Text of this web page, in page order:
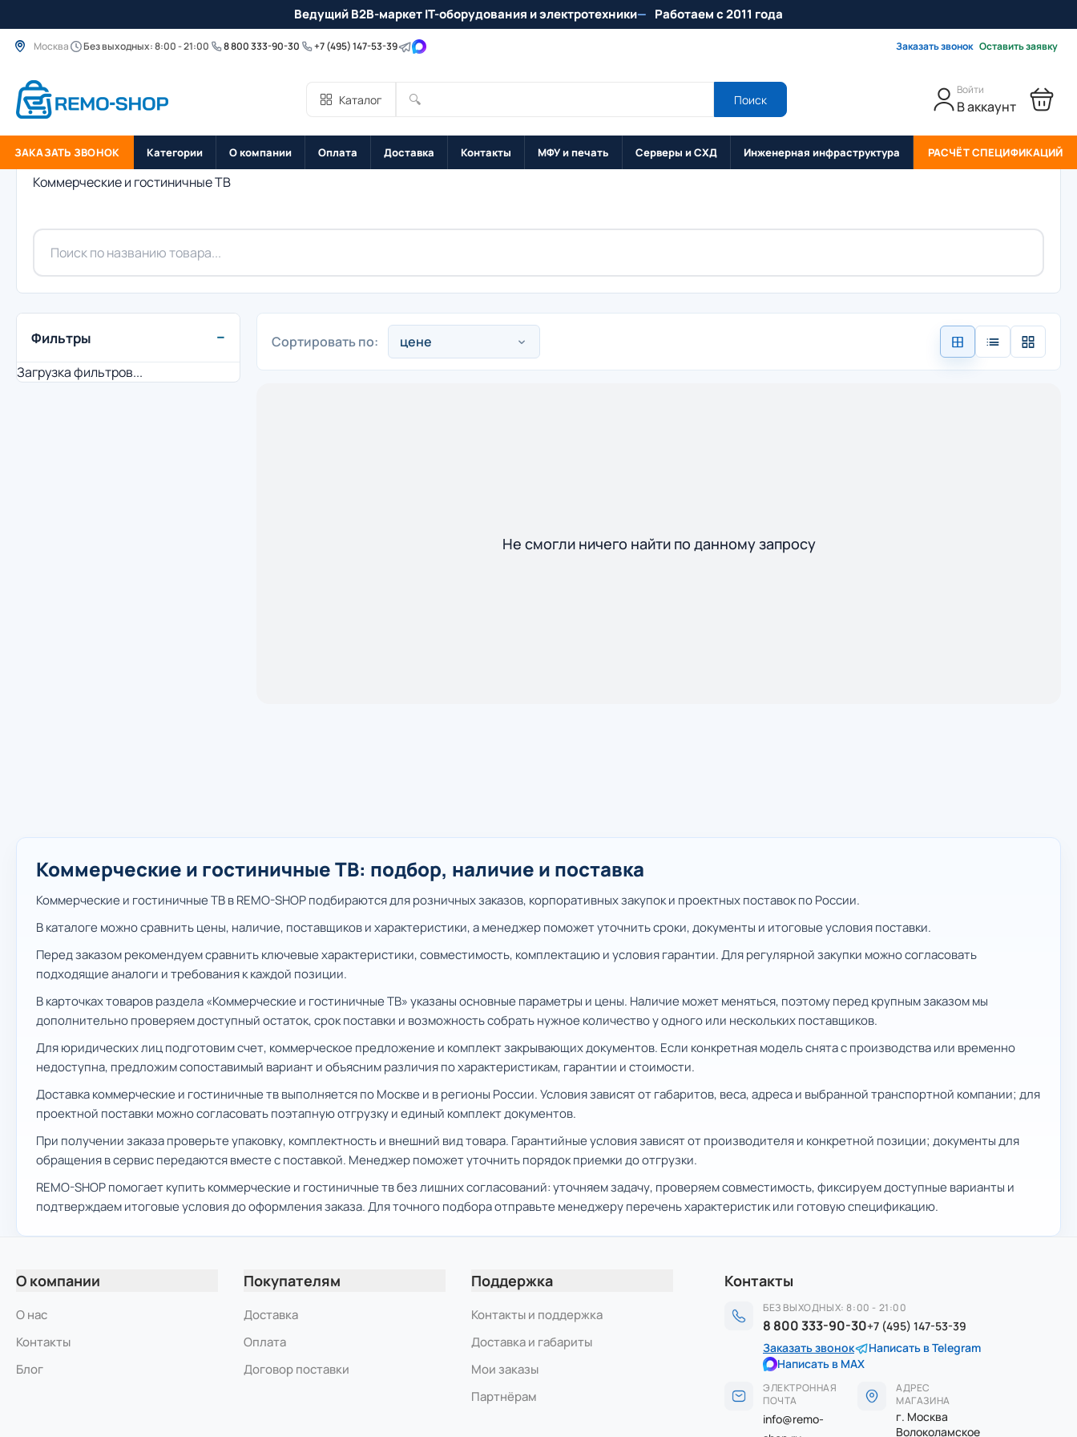
Ведущий B2B-маркет IT-оборудования и электротехники Работаем с 2011 года
Москва Без выходных: 8:00 - 21:00 8 800 333-90-30 +7 (495) 147-53-39 Заказать звонок Оставить заявку
Каталог 🔍 Поиск
Войти
В аккаунт
ЗАКАЗАТЬ ЗВОНОК Категории О компании Оплата Доставка Контакты МФУ и печать Серверы и СХД Инженерная инфраструктура РАСЧЁТ СПЕЦИФИКАЦИЙ
Коммерческие и гостиничные ТВ
Фильтры −
Загрузка фильтров...
Сортировать по:
Не смогли ничего найти по данному запросу
Коммерческие и гостиничные ТВ: подбор, наличие и поставка
Коммерческие и гостиничные ТВ в REMO-SHOP подбираются для розничных заказов, корпоративных закупок и проектных поставок по России.
В каталоге можно сравнить цены, наличие, поставщиков и характеристики, а менеджер поможет уточнить сроки, документы и итоговые условия поставки.
Перед заказом рекомендуем сравнить ключевые характеристики, совместимость, комплектацию и условия гарантии. Для регулярной закупки можно согласовать
подходящие аналоги и требования к каждой позиции.
В карточках товаров раздела «Коммерческие и гостиничные ТВ» указаны основные параметры и цены. Наличие может меняться, поэтому перед крупным заказом мы
дополнительно проверяем доступный остаток, срок поставки и возможность собрать нужное количество у одного или нескольких поставщиков.
Для юридических лиц подготовим счет, коммерческое предложение и комплект закрывающих документов. Если конкретная модель снята с производства или временно
недоступна, предложим сопоставимый вариант и объясним различия по характеристикам, гарантии и стоимости.
Доставка коммерческие и гостиничные тв выполняется по Москве и в регионы России. Условия зависят от габаритов, веса, адреса и выбранной транспортной компании; для
проектной поставки можно согласовать поэтапную отгрузку и единый комплект документов.
При получении заказа проверьте упаковку, комплектность и внешний вид товара. Гарантийные условия зависят от производителя и конкретной позиции; документы для
обращения в сервис передаются вместе с поставкой. Менеджер поможет уточнить порядок приемки до отгрузки.
REMO-SHOP помогает купить коммерческие и гостиничные тв без лишних согласований: уточняем задачу, проверяем совместимость, фиксируем доступные варианты и
подтверждаем итоговые условия до оформления заказа. Для точного подбора отправьте менеджеру перечень характеристик или готовую спецификацию.
О компании
О нас
Контакты
Блог
Покупателям
Доставка
Оплата
Договор поставки
Поддержка
Контакты и поддержка
Доставка и габариты
Мои заказы
Партнёрам
Контакты
БЕЗ ВЫХОДНЫХ: 8:00 - 21:00
8 800 333-90-30+7 (495) 147-53-39
Заказать звонок
Написать в Telegram
Написать в MAX
ЭЛЕКТРОННАЯ
ПОЧТА
info@remo-
АДРЕС
МАГАЗИНА
г. Москва
Волоколамское